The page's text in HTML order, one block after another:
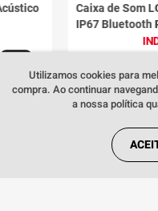
Dúvidas sobre produtos?
Caixa de Som
IP67 Bluetooth
Utilizamos cookies para
compra. Ao continuar
a nossa política